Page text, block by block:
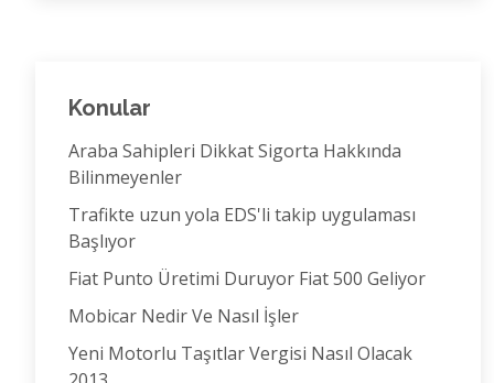
Konular
Araba Sahipleri Dikkat Sigorta Hakkında
Bilinmeyenler
Trafikte uzun yola EDS'li takip uygulaması
Başlıyor
Fiat Punto Üretimi Duruyor Fiat 500 Geliyor
Mobicar Nedir Ve Nasıl İşler
Yeni Motorlu Taşıtlar Vergisi Nasıl Olacak